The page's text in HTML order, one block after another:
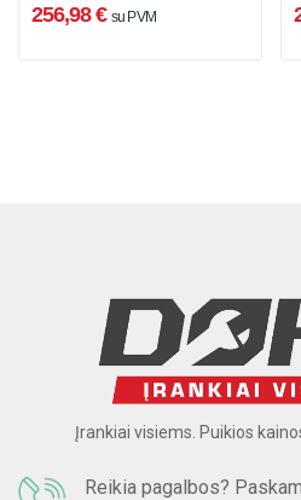
256,98 € su PVM
Įrankiai visiems. Puikios
Reikia pagalbos?